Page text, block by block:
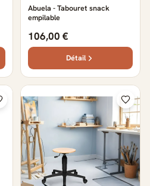
Abuela - Tabouret snack
empilable
106,00 €
Détail